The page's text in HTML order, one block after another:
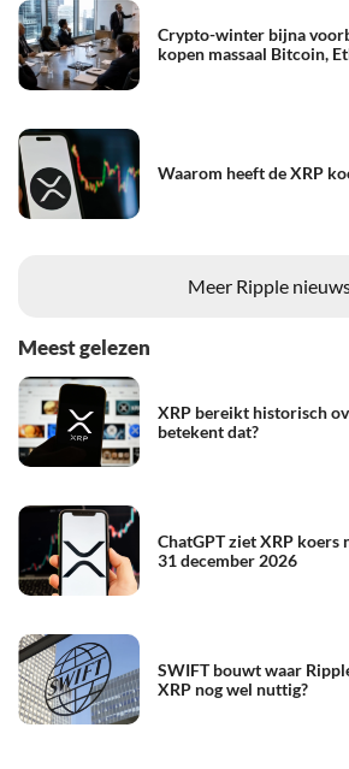
Crypto-winter bijna
kopen massaal Bitcoin,
Waarom heeft de XRP
Meer Ripple
Meest gelezen
XRP bereikt historisch
betekent dat?
ChatGPT ziet XRP koers
31 december 2026
SWIFT bouwt waar
XRP nog wel nuttig?